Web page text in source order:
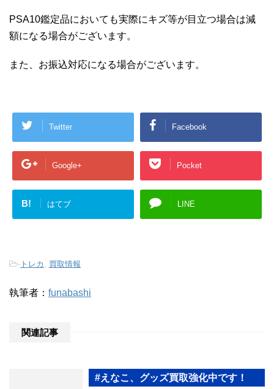
PSA10鑑定品においても実際にキズ等が目立つ場合は減
額になる場合がございます。
また、お振込対応になる場合がございます。
Twitter Facebook
Google+ Pocket
B! はてブ LINE
- トレカ 買取情報
執筆者： funabashi
関連記事
#えなこ、グッズ買取強化中です！